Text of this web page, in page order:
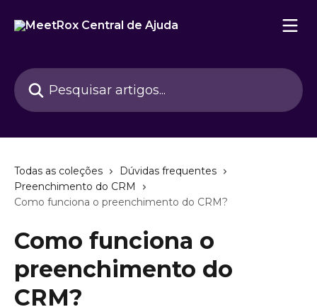
Pesquisar artigos...
Todas as coleções
Dúvidas frequentes
Preenchimento do CRM
Como funciona o preenchimento do CRM?
Como funciona o
preenchimento do
CRM?